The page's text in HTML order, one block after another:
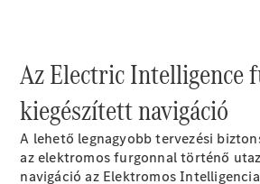
Összes
Az Electric Intelligence
kiegészítettnavigáció
A lehető legnagyobb tervezési
az elektromos furgonnal történő
navigáció az Elektromos